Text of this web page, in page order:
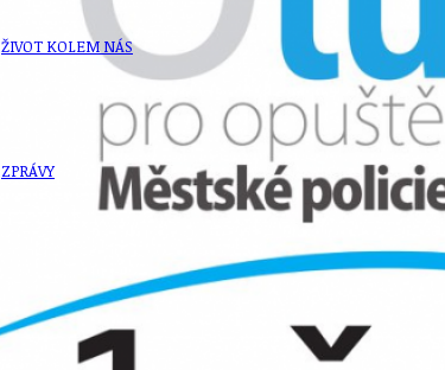
ŽIVOT KOLEM NÁS
ZPRÁVY